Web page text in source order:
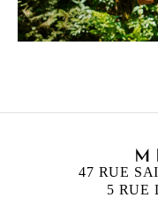
47 RUE
5 RUE